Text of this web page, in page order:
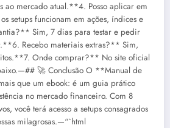
ao mercado atual.**4. Posso aplicar em
setups funcionam em ações, índices e
Sim, 7 dias para testar e pedir
Recebo materiais extras?** Sim,
Onde comprar?** No site oficial
🚀 Conclusão O **Manual de
que um ebook: é um guia prático
no mercado financeiro. Com 8
você terá acesso a setups consagrados
milagrosas.—“`html